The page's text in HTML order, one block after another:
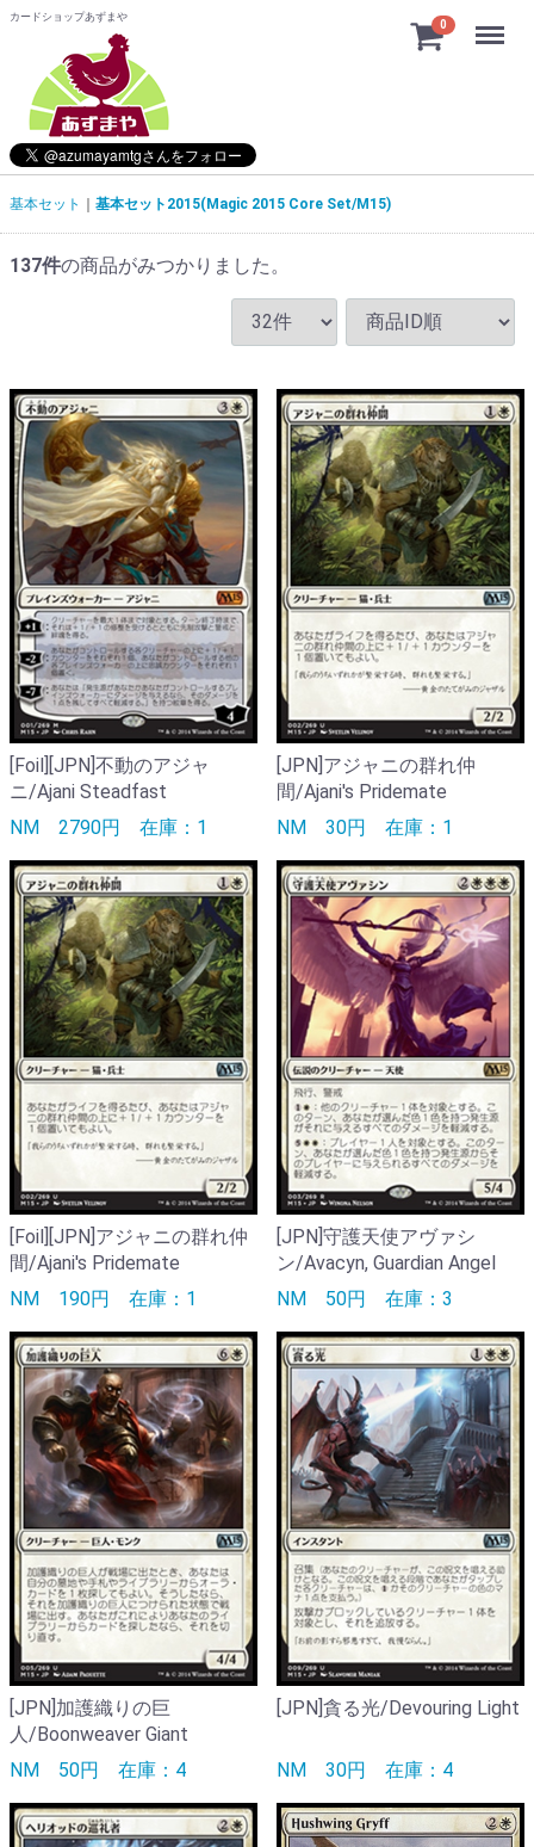
カードショップあずまや
0 Menu
基本セット 基本セット2015(Magic 2015 Core Set/M15)
137件の商品がみつかりました。
[Foil][JPN]不動のアジャ
ニ/Ajani Steadfast
NM 2790円 在庫：1
[JPN]アジャニの群れ仲
間/Ajani's Pridemate
NM 30円 在庫：1
[Foil][JPN]アジャニの群れ仲
間/Ajani's Pridemate
NM 190円 在庫：1
[JPN]守護天使アヴァシ
ン/Avacyn, Guardian Angel
NM 50円 在庫：3
[JPN]加護織りの巨
人/Boonweaver Giant
NM 50円 在庫：4
[JPN]貪る光/Devouring Light
NM 30円 在庫：4